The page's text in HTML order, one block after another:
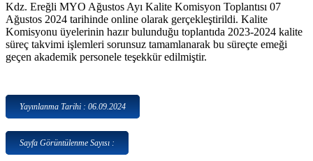
Kdz. Ereğli MYO Ağustos Ayı Kalite Komisyon Toplantısı 07
Ağustos 2024 tarihinde online olarak gerçekleştirildi. Kalite
Komisyonu üyelerinin hazır bulunduğu toplantıda 2023-2024 kalite
süreç takvimi işlemleri sorunsuz tamamlanarak bu süreçte emeği
geçen akademik personele teşekkür edilmiştir.
Yayınlanma Tarihi : 06.09.2024
Sayfa Görüntülenme Sayısı :